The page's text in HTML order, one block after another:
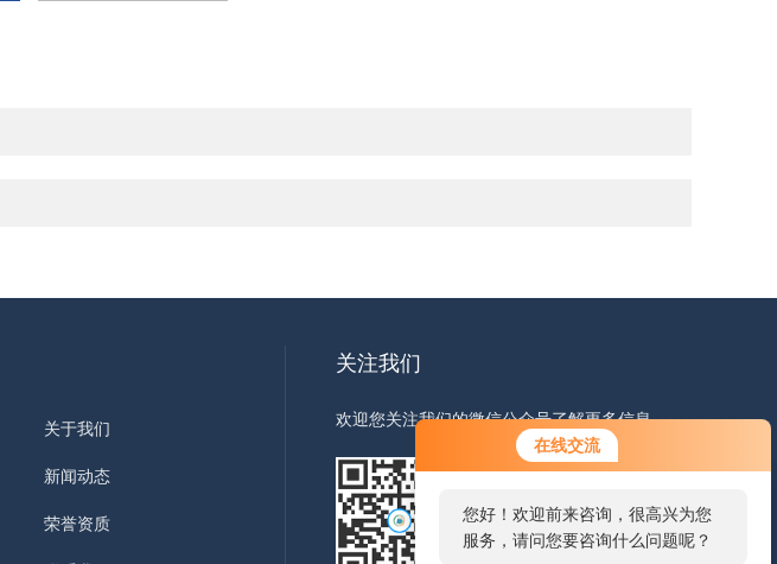
在线交流
您好！欢迎前来咨询，很高兴为您
服务，请问您要咨询什么问题呢？
您好，看您停留很久了，是否找到
了需求产品，您可以直接在线与我
关于我们
新闻动态
荣誉资质
关注我们
欢迎您关注我们的微信公众号了解更多信息
扫一扫